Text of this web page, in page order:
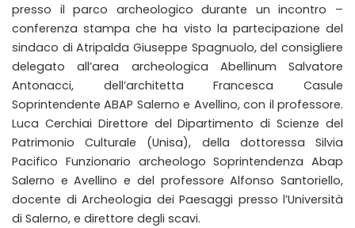
presso il parco archeologico durante un incontro –
conferenza stampa che ha visto la partecipazione del
sindaco di Atripalda Giuseppe Spagnuolo, del consigliere
delegato all’area archeologica Abellinum Salvatore
Antonacci, dell’architetta Francesca Casule
Soprintendente ABAP Salerno e Avellino, con il professore.
Luca Cerchiai Direttore del Dipartimento di Scienze del
Patrimonio Culturale (Unisa), della dottoressa Silvia
Pacifico Funzionario archeologo Soprintendenza Abap
Salerno e Avellino e del professore Alfonso Santoriello,
docente di Archeologia dei Paesaggi presso l’Università
di Salerno, e direttore degli scavi.